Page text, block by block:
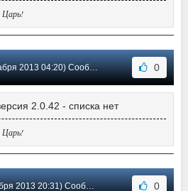
Царь!
2013 04:20) Сообщение #23 0
2.0.42 - списка нет
Царь!
2013 20:31) Сообщение #22 0